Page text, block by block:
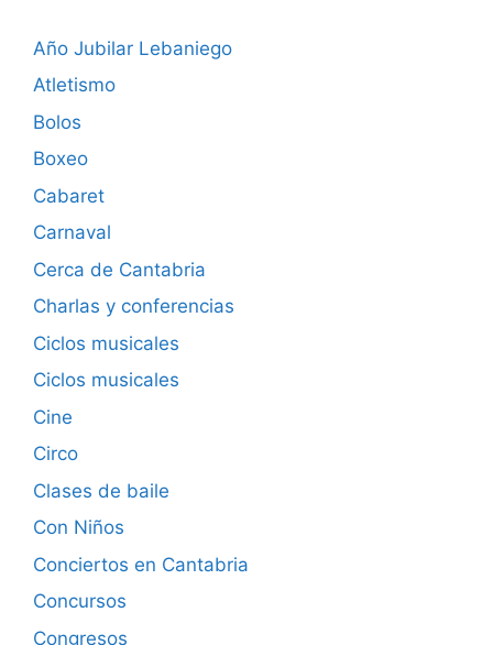
Año Jubilar Lebaniego
Atletismo
Bolos
Boxeo
Cabaret
Carnaval
Cerca de Cantabria
Charlas y conferencias
Ciclos musicales
Ciclos musicales
Cine
Circo
Clases de baile
Con Niños
Conciertos en Cantabria
Concursos
Congresos